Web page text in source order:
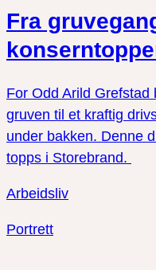
Fra
For Odd Arild
gruven til et kraftig
under bakken. Denne
topps i Storebrand.
Arbeidsliv
Portrett